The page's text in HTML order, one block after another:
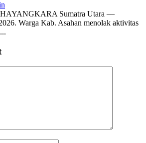
Sumatra Utara ––
Warga Kab. Asahan menolak aktivitas